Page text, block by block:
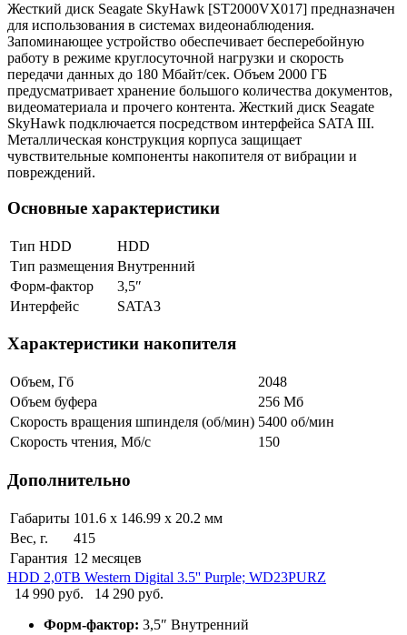
Жесткий диск Seagate SkyHawk [ST2000VX017] предназначен
для использования в системах видеонаблюдения.
Запоминающее устройство обеспечивает бесперебойную
работу в режиме круглосуточной нагрузки и скорость
передачи данных до 180 Мбайт/сек. Объем 2000 ГБ
предусматривает хранение большого количества документов,
видеоматериала и прочего контента. Жесткий диск Seagate
SkyHawk подключается посредством интерфейса SATA III.
Металлическая конструкция корпуса защищает
чувствительные компоненты накопителя от вибрации и
повреждений.
Основные характеристики
Тип HDD
HDD
Тип размещения Внутренний
Форм-фактор
3,5″
Интерфейс
SATA3
Характеристики накопителя
Объем, Гб
2048
Объем буфера
256 Мб
Скорость вращения шпинделя (об/мин) 5400 об/мин
Скорость чтения, Мб/с
150
Дополнительно
Габариты 101.6 х 146.99 х 20.2 мм
Вес, г.
415
Гарантия 12 месяцев
HDD 2,0TB Western Digital 3.5'' Purple; WD23PURZ
14 990 руб.
14 290 руб.
Форм-фактор: 3,5″ Внутренний